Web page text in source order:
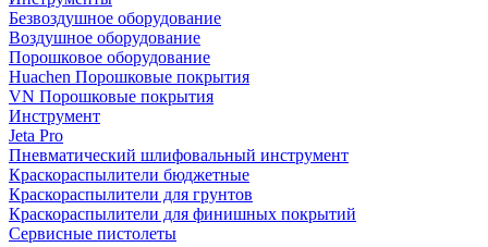
Безвоздушное оборудование
Воздушное оборудование
Порошковое оборудование
Huachen Порошковые покрытия
VN Порошковые покрытия
Инструмент
Jeta Pro
Пневматический шлифовальный инструмент
Краскораспылители бюджетные
Краскораспылители для грунтов
Краскораспылители для финишных покрытий
Сервисные пистолеты